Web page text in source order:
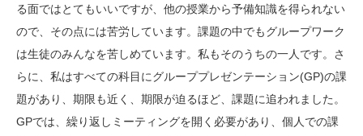
る面ではとてもいいですが、他の授業から予備知識を得られない
ので、その点には苦労しています。課題の中でもグループワーク
は生徒のみんなを苦しめています。私もそのうちの一人です。さ
らに、私はすべての科目にグループプレゼンテーション(GP)の課
題があり、期限も近く、期限が迫るほど、課題に追われました。
GPでは、繰り返しミーティングを開く必要があり、個人での課